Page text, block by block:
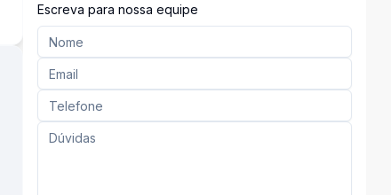
Escreva para nossa equipe